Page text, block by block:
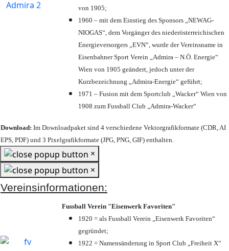
von 1905;
1960 – mit dem Einstieg des Sponsors „NEWAG-
NIOGAS“, dem Vorgänger des niederösterreichischen
Energieversorgers „EVN“, wurde der Vereinsname in
Eisenbahner Sport Verein „Admira – N.Ö. Energie“
Wien von 1905 geändert, jedoch unter der
Kurzbezeichnung „Admira-Energie“ geführt;
1971 – Fusion mit dem Sportclub „Wacker“ Wien von
1908 zum Fussball Club „Admira-Wacker“
Download: Im Downloadpaket sind 4 verschiedene Vektorgrafikformate (CDR, AI
EPS, PDF) und 3 Pixelgrafikformate (JPG, PNG, GIF) enthalten.
×
×
Vereinsinformationen:
Fussball Verein "Eisenwerk Favoriten"
1920 = als Fussball Verein „Eisenwerk Favoriten“
gegründet;
1922 = Namensänderung in Sport Club „Freiheit X“